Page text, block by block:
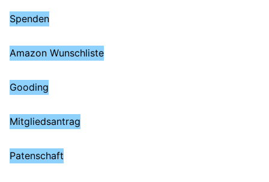
Spenden
Amazon Wunschliste
Gooding
Mitgliedsantrag
Patenschaft